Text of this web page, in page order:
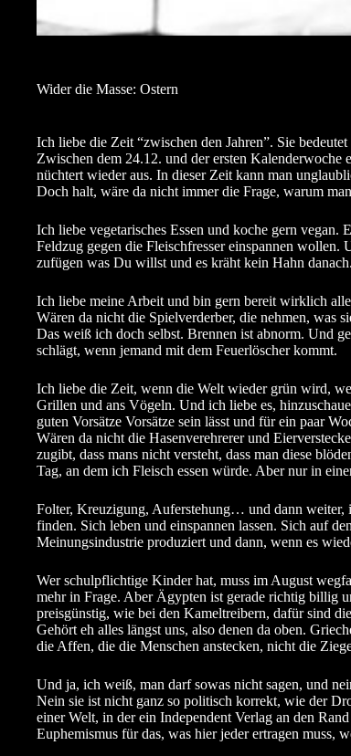
Wider die Masse: Ostern
Ich liebe die Zeit “zwischen den Jahren”. Sie
Zwischen dem 24.12. und der ersten Kalenderwoche
nüchtert wieder aus. In dieser Zeit kann man
Doch halt, wäre da nicht immer die Frage, warum
Ich liebe vegetarisches Essen und koche gern
Feldzug gegen die Fleischfresser einspannen
zufügen was Du willst und es kräht kein Hahn
Ich liebe meine Arbeit und bin gern bereit wirklich
Wären da nicht die Spielverderber, die nehmen, was
Das weiß ich doch selbst. Brennen ist abnorm. Und
schlägt, wenn jemand mit dem Feuerlöscher kommt.
Ich liebe die Zeit, wenn die Welt wieder grün wird,
Grillen und ans Vögeln. Und ich liebe es,
guten Vorsätze Vorsätze sein lässt und für ein paar
Wären da nicht die Hasenverehrerer und
zugibt, dass mans nicht versteht, dass man diese
Tag, an dem ich Fleisch essen würde. Aber nur in
Folter, Kreuzigung, Auferstehung… und dann weiter,
finden. Sich leben und einspannen lassen. Sich auf
Meinungsindustrie produziert und dann, wenn es
Wer schulpflichtige Kinder hat, muss im August
mehr in Frage. Aber Ägypten ist gerade richtig billig
preisgünstig, wie bei den Kameltreibern, dafür sind
Gehört eh alles längst uns, also denen da oben.
die Affen, die die Menschen anstecken, nicht die
Und ja, ich weiß, man darf sowas nicht sagen, und
Nein sie ist nicht ganz so politisch korrekt, wie der
einer Welt, in der ein Independent Verlag an den
Euphemismus für das, was hier jeder ertragen muss,